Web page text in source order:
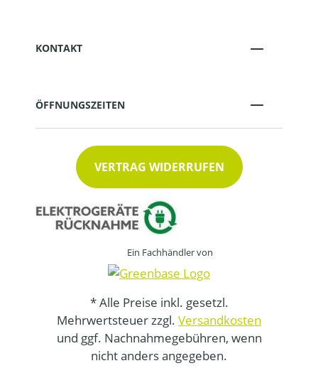
KONTAKT
ÖFFNUNGSZEITEN
VERTRAG WIDERRUFEN
Ein Fachhändler von
* Alle Preise inkl. gesetzl.
Mehrwertsteuer zzgl. Versandkosten
und ggf. Nachnahmegebühren, wenn
nicht anders angegeben.